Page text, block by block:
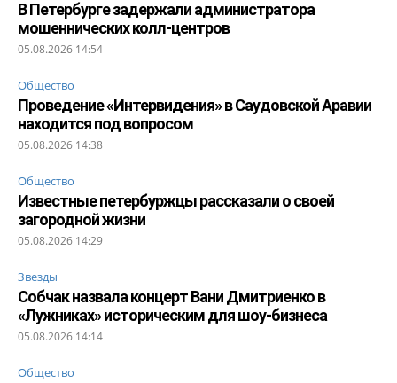
В Петербурге задержали администратора
мошеннических колл-центров
05.08.2026 14:54
Общество
Проведение «Интервидения» в Саудовской Аравии
находится под вопросом
05.08.2026 14:38
Общество
Известные петербуржцы рассказали о своей
загородной жизни
05.08.2026 14:29
Звезды
Собчак назвала концерт Вани Дмитриенко в
«Лужниках» историческим для шоу-бизнеса
05.08.2026 14:14
Общество